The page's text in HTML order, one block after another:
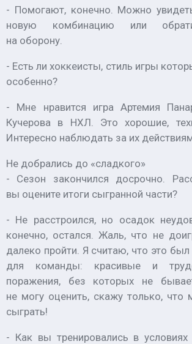
- Помогают, конечно. Можно
новую комбинацию или
на оборону.
- Есть ли хоккеисты, стиль игры
особенно?
- Мне нравится игра Артемия
Кучерова в НХЛ. Это хорошие,
Интересно наблюдать за их
Не добрались до «сладкого»
- Сезон закончился досрочно.
вы оцените итоги сыгранной части?
- Не расстроился, но осадок
конечно, остался. Жаль, что не
далеко пройти. Я считаю, что это был
для команды: красивые и
поражения, без которых не
не могу оценить, скажу только,
сыграть!
- Как вы тренировались в условиях